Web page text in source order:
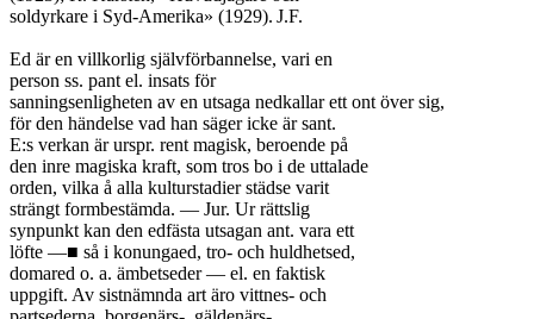
soldyrkare i Syd-Amerika» (1929).	J.F.
Ed är en villkorlig självförbannelse, vari en
person ss. pant el. insats för
sanningsenligheten av en utsaga nedkallar ett ont över sig,
för den händelse vad han säger icke är sant.
E:s verkan är urspr. rent magisk, beroende på
den inre magiska kraft, som tros bo i de uttalade
orden, vilka å alla kulturstadier städse varit
strängt formbestämda. — Jur. Ur rättslig
synpunkt kan den edfästa utsagan ant. vara ett
löfte —■ så i konungaed, tro- och huldhetsed,
domared o. a. ämbetseder — el. en faktisk
uppgift. Av sistnämnda art äro vittnes- och